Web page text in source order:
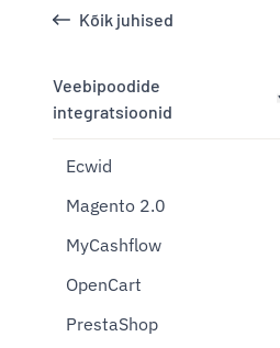
Kõik juhised
Veebipoodide
integratsioonid
Ecwid
Magento 2.0
MyCashflow
OpenCart
PrestaShop